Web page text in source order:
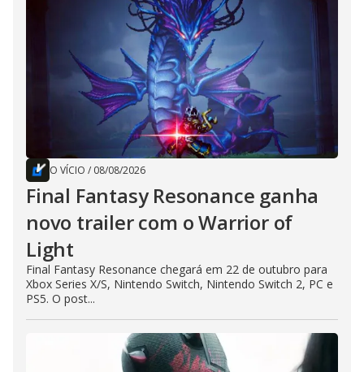
O VÍCIO / 08/08/2026
Final Fantasy Resonance ganha
novo trailer com o Warrior of
Light
Final Fantasy Resonance chegará em 22 de outubro para
Xbox Series X/S, Nintendo Switch, Nintendo Switch 2, PC e
PS5. O post...